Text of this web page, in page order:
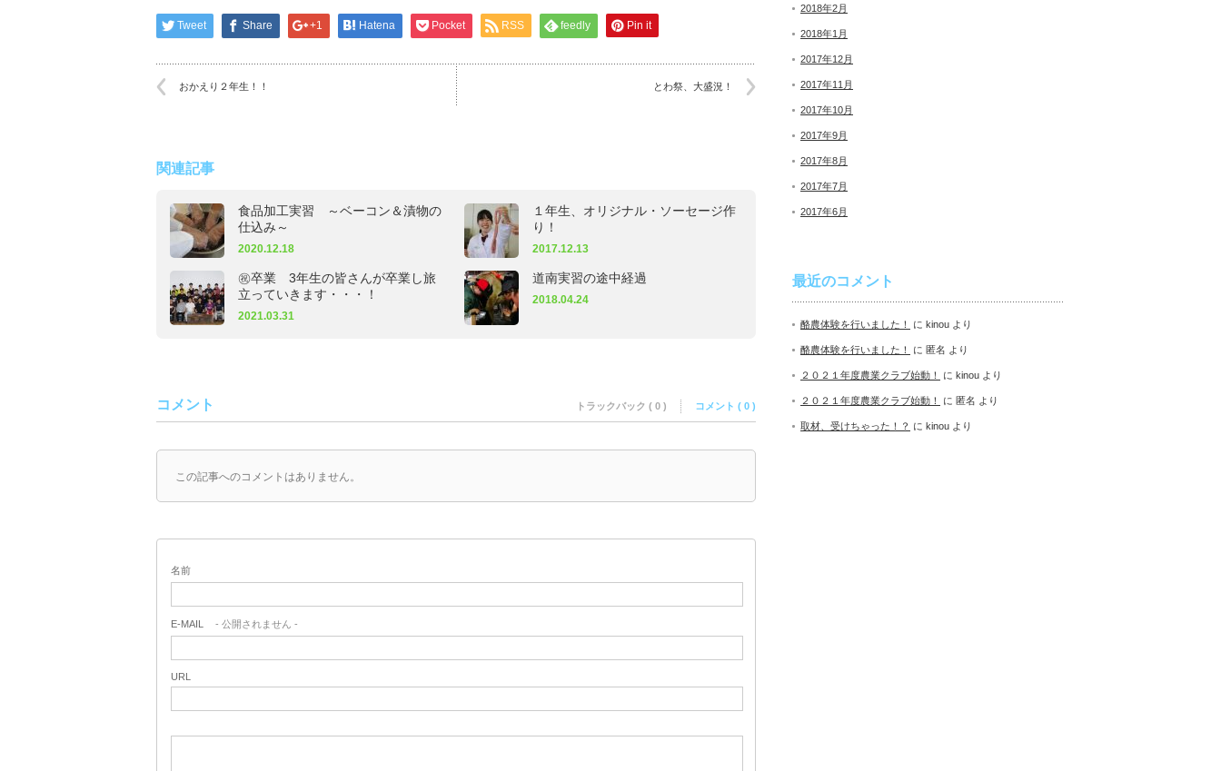
Tweet Share +1 Hatena Pocket RSS feedly Pin it
おかえり２年生！！ とわ祭、大盛況！
関連記事
食品加工実習 ～ベーコン＆漬物の
仕込み～
2020.12.18
１年生、オリジナル・ソーセージ作
り！
2017.12.13
㊗卒業 3年生の皆さんが卒業し旅
立っていきます・・・！
2021.03.31
道南実習の途中経過
2018.04.24
コメント トラックバック ( 0 ) コメント ( 0 )
この記事へのコメントはありません。
名前
E-MAIL - 公開されません -
URL
2018年2月
2018年1月
2017年12月
2017年11月
2017年10月
2017年9月
2017年8月
2017年7月
2017年6月
最近のコメント
酪農体験を行いました！ に kinou より
酪農体験を行いました！ に 匿名 より
２０２１年度農業クラブ始動！ に kinou より
２０２１年度農業クラブ始動！ に 匿名 より
取材、受けちゃった！？ に kinou より